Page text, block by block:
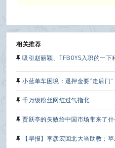
相关推荐
吸引赵丽颖、TFBOYS入职的一
小蓝单车困境：退押金要“走后门
千万级粉丝网红过气指北
贾跃亭的失败给中国市场带来了
【早报】李彦宏回北大当助教；